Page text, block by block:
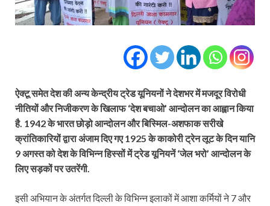
ऐक्टू समेत देश की अन्य केन्द्रीय ट्रेड यूनियनों ने देशभर में मजदूर विरोधी
नीतियों और निजीकरण के खिलाफ ‘देश बचाओ’ आन्दोलन का आह्वान किया
है. 1942 के भारत छोड़ो आन्दोलन और बिस्मिल-अशफाक सरीखे
क्रांतिकारियों द्वारा अंजाम दिए गए 1925 के काकोरी ट्रेन लूट के दिन यानि
9 अगस्त को देश के विभिन्न हिस्सों में ट्रेड यूनियनें ‘जेल भरो’ आन्दोलन के
लिए सड़कों पर उतरेंगी.
इसी अभियान के अंतर्गत दिल्ली के विभिन्न इलाकों में आशा कर्मियों ने 7 और